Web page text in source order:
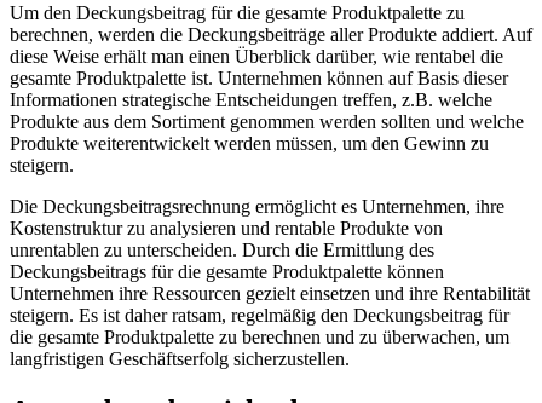
Um den Deckungsbeitrag für die gesamte Produktpalette zu
berechnen, werden die Deckungsbeiträge aller Produkte addiert. Auf
diese Weise erhält man einen Überblick darüber, wie rentabel die
gesamte Produktpalette ist. Unternehmen können auf Basis dieser
Informationen strategische Entscheidungen treffen, z.B. welche
Produkte aus dem Sortiment genommen werden sollten und welche
Produkte weiterentwickelt werden müssen, um den Gewinn zu
steigern.
Die Deckungsbeitragsrechnung ermöglicht es Unternehmen, ihre
Kostenstruktur zu analysieren und rentable Produkte von
unrentablen zu unterscheiden. Durch die Ermittlung des
Deckungsbeitrags für die gesamte Produktpalette können
Unternehmen ihre Ressourcen gezielt einsetzen und ihre Rentabilität
steigern. Es ist daher ratsam, regelmäßig den Deckungsbeitrag für
die gesamte Produktpalette zu berechnen und zu überwachen, um
langfristigen Geschäftserfolg sicherzustellen.